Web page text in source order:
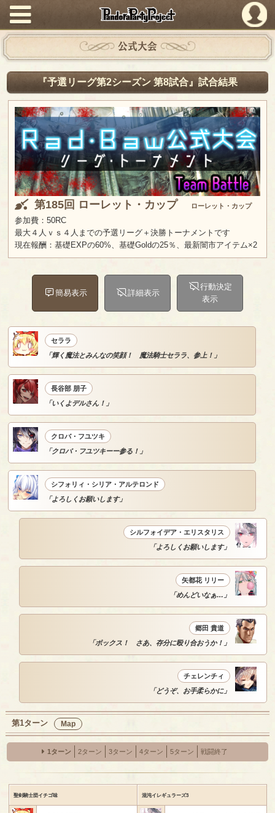
PandoraPartyProject
公式大会
『予選リーグ第2シーズン 第8試合』試合結果
第185回 ローレット・カップ ローレット・カップ
参加費：50RC
最大４人ｖｓ４人までの予選リーグ＋決勝トーナメントです
現在報酬：基礎EXPの60%、基礎Goldの25％、最新闇市アイテム×2
簡易表示 詳細表示
行動決定
表示
セララ
「輝く魔法とみんなの笑顔！ 魔法騎士セララ、参上！」
長谷部 朋子
「いくよデルさん！」
クロバ・フユツキ
「クロバ・フユツキーー参る！」
シフォリィ・シリア・アルテロンド
「よろしくお願いします」
シルフォイデア・エリスタリス
「よろしくお願いします」
矢都花 リリー
「めんどいなぁ…」
郷田 貴道
「ボックス！ さあ、存分に殴り合おうか！」
チェレンチィ
「どうぞ、お手柔らかに」
第1ターン Map
1ターン 2ターン 3ターン 4ターン 5ターン 戦闘終了
聖剣騎士団イチゴ味 混沌イレギュラーズ3